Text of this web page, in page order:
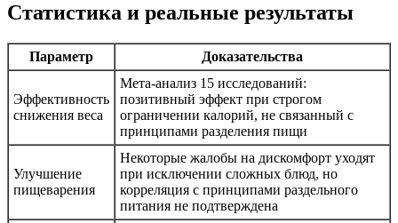
Статистика и реальные результаты
Параметр Доказательства
Эффективность
снижения веса
Мета-анализ 15 исследований:
позитивный эффект при строгом
ограничении калорий, не связанный с
принципами разделения пищи
Улучшение
пищеварения
Некоторые жалобы на дискомфорт уходят
при исключении сложных блюд, но
корреляция с принципами раздельного
питания не подтверждена